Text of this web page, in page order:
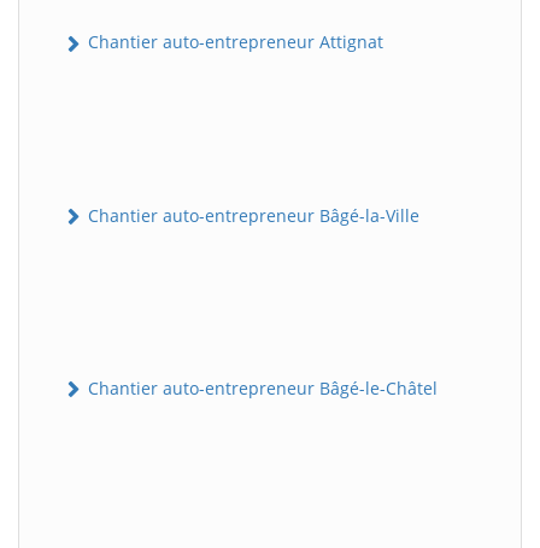
Chantier auto-entrepreneur Attignat
Chantier auto-entrepreneur Bâgé-la-Ville
Chantier auto-entrepreneur Bâgé-le-Châtel